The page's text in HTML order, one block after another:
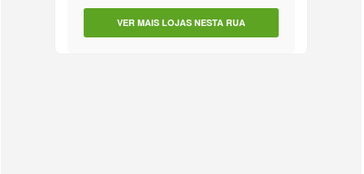
VER MAIS LOJAS NESTA RUA